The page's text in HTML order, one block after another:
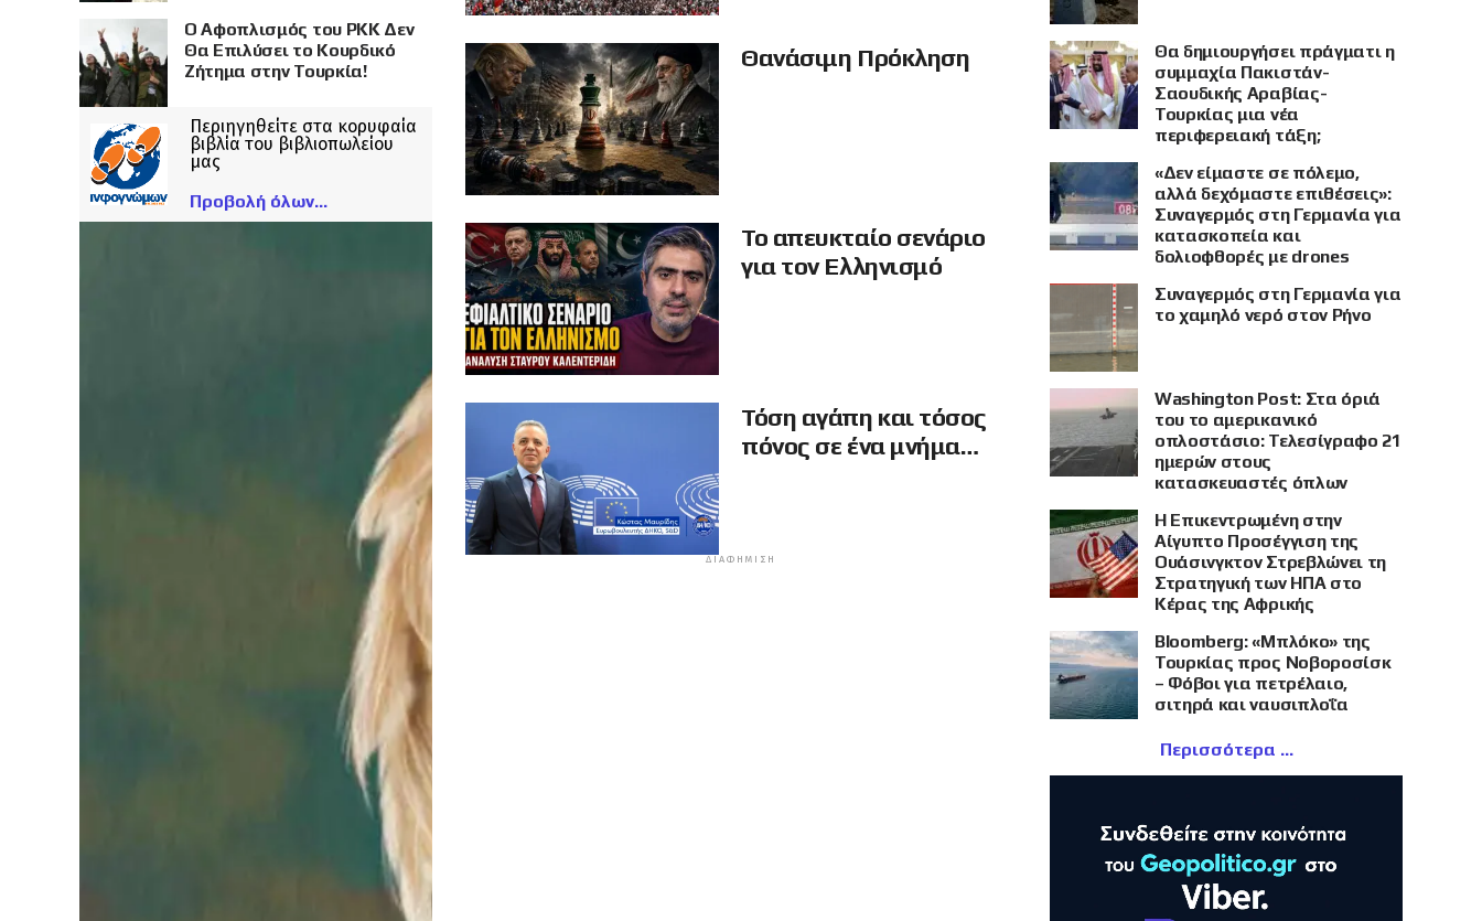
Θανάσιμη Πρόκληση
Το απευκταίο σενάριο
για τον Ελληνισμό
Τόση αγάπη και τόσος
πόνος σε ένα μνήμα…
ΔΙΑΦΉΜΙΣΗ
Ο Αφοπλισμός του PKK Δεν
Θα Επιλύσει το Κουρδικό
Ζήτημα στην Τουρκία!
Περιηγηθείτε στα κορυφαία
βιβλία του βιβλιοπωλείου
μας
Προβολή όλων
Θα δημιουργήσει πράγματι η
συμμαχία Πακιστάν-
Σαουδικής Αραβίας-
Τουρκίας μια νέα
περιφερειακή τάξη;
«Δεν είμαστε σε πόλεμο,
αλλά δεχόμαστε επιθέσεις»:
Συναγερμός στη Γερμανία για
κατασκοπεία και
δολιοφθορές με drones
Συναγερμός στη Γερμανία για
το χαμηλό νερό στον Ρήνο
Washington Post: Στα όριά
του το αμερικανικό
οπλοστάσιο: Τελεσίγραφο 21
ημερών στους
κατασκευαστές όπλων
Η Επικεντρωμένη στην
Αίγυπτο Προσέγγιση της
Ουάσινγκτον Στρεβλώνει τη
Στρατηγική των ΗΠΑ στο
Κέρας της Αφρικής
Bloomberg: «Μπλόκο» της
Τουρκίας προς Νοβοροσίσκ
– Φόβοι για πετρέλαιο,
σιτηρά και ναυσιπλοΐα
Περισσότερα